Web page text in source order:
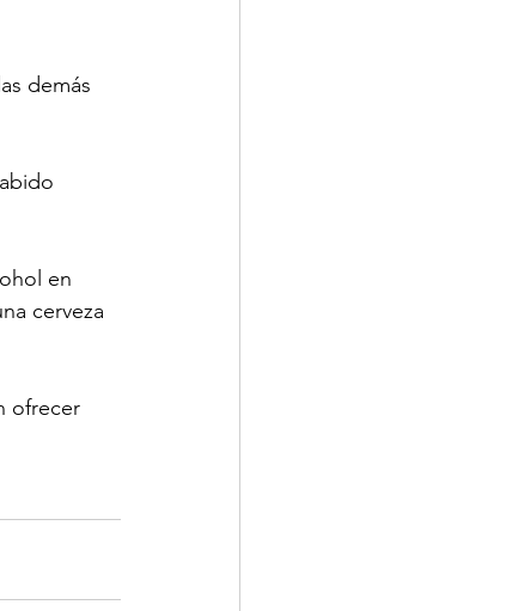
demás
en
cerveza
ofrecer